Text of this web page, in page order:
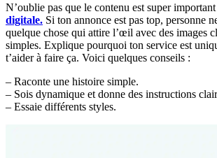
N’oublie pas que le contenu est super
digitale. Si ton annonce est pas top, personne
quelque chose qui attire l’œil avec des images
simples. Explique pourquoi ton service est
t’aider à faire ça. Voici quelques conseils :
– Raconte une histoire simple.
– Sois dynamique et donne des instructions
– Essaie différents styles.